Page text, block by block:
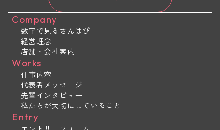
Company
数字で見るさんはぴ
経営理念
店舗・会社案内
Works
仕事内容
代表者メッセージ
先輩インタビュー
私たちが大切にしていること
Entry